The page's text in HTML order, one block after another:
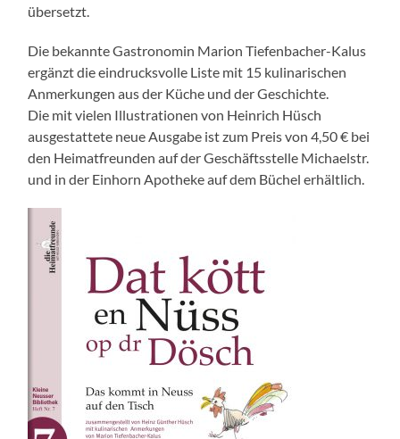
übersetzt.
Die bekannte Gastronomin Marion Tiefenbacher-Kalus
ergänzt die eindrucksvolle Liste mit 15 kulinarischen
Anmerkungen aus der Küche und der Geschichte.
Die mit vielen Illustrationen von Heinrich Hüsch
ausgestattete neue Ausgabe ist zum Preis von 4,50 € bei
den Heimatfreunden auf der Geschäftsstelle Michaelstr.
und in der Einhorn Apotheke auf dem Büchel erhältlich.